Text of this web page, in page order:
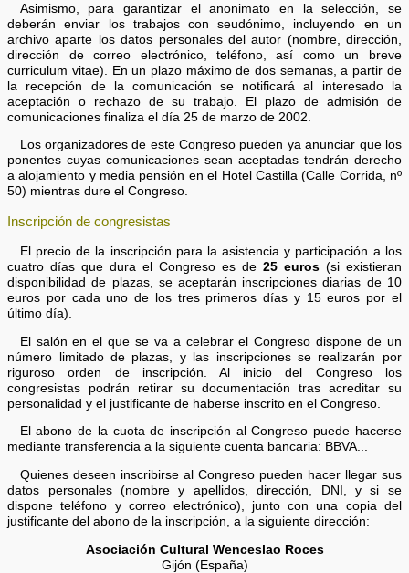
Asimismo, para garantizar el anonimato en la selección, se
deberán enviar los trabajos con seudónimo, incluyendo en un
archivo aparte los datos personales del autor (nombre, dirección,
dirección de correo electrónico, teléfono, así como un breve
curriculum vitae). En un plazo máximo de dos semanas, a partir de
la recepción de la comunicación se notificará al interesado la
aceptación o rechazo de su trabajo. El plazo de admisión de
comunicaciones finaliza el día 25 de marzo de 2002.
Los organizadores de este Congreso pueden ya anunciar que los
ponentes cuyas comunicaciones sean aceptadas tendrán derecho
a alojamiento y media pensión en el Hotel Castilla (Calle Corrida, nº
50) mientras dure el Congreso.
Inscripción de congresistas
El precio de la inscripción para la asistencia y participación a los
cuatro días que dura el Congreso es de 25 euros(si existieran
disponibilidad de plazas, se aceptarán inscripciones diarias de 10
euros por cada uno de los tres primeros días y 15 euros por el
último día).
El salón en el que se va a celebrar el Congreso dispone de un
número limitado de plazas, y las inscripciones se realizarán por
riguroso orden de inscripción. Al inicio del Congreso los
congresistas podrán retirar su documentación tras acreditar su
personalidad y el justificante de haberse inscrito en el Congreso.
El abono de la cuota de inscripción al Congreso puede hacerse
mediante transferencia a la siguiente cuenta bancaria: BBVA...
Quienes deseen inscribirse al Congreso pueden hacer llegar sus
datos personales (nombre y apellidos, dirección, DNI, y si se
dispone teléfono y correo electrónico), junto con una copia del
justificante del abono de la inscripción, a la siguiente dirección:
Asociación Cultural Wenceslao Roces
Gijón (España)